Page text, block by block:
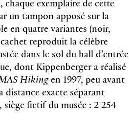
Filliou
couleurs et noir & blanc
104 pages
cm, softcover
Z
un tampon apposé sur la
en quatre variantes (noir,
reproduit la célèbre
dans le sol du hall d’entrée
dont Kippenberger a réalisé
Hikingen 1997, peu avant
exacte séparant
siège fictif du musée : 2 254